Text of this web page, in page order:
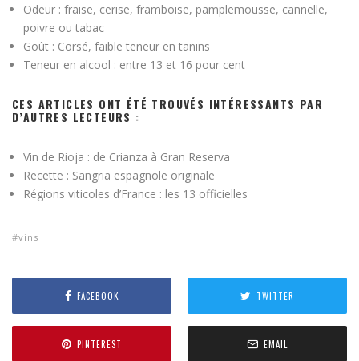
Odeur : fraise, cerise, framboise, pamplemousse, cannelle,
poivre ou tabac
Goût : Corsé, faible teneur en tanins
Teneur en alcool : entre 13 et 16 pour cent
CES ARTICLES ONT ÉTÉ TROUVÉS INTÉRESSANTS PAR
D’AUTRES LECTEURS :
Vin de Rioja : de Crianza à Gran Reserva
Recette : Sangria espagnole originale
Régions viticoles d’France : les 13 officielles
vins
FACEBOOK TWITTER
PINTEREST EMAIL